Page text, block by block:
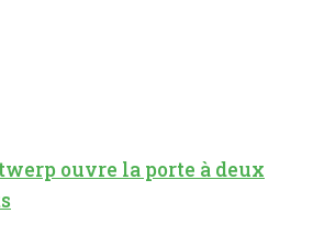
ouvre la porte à deux